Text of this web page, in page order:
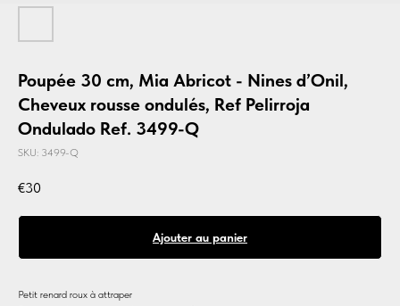
Poupée 30 cm, Mia Abricot - Nines d’Onil,
Cheveux rousse ondulés, Ref Pelirroja
Ondulado Ref. 3499-Q
SKU: 3499-Q
€30
Ajouter au panier
Petit renard roux à attraper